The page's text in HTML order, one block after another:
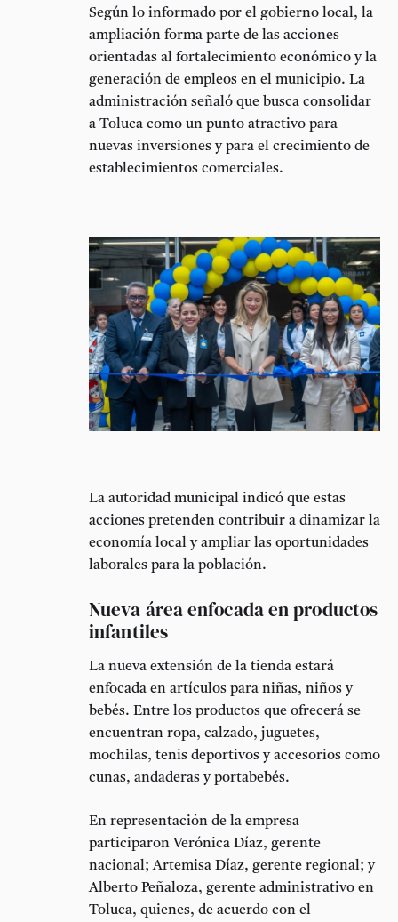
Según lo informado por el gobierno local, la
ampliación forma parte de las acciones
orientadas al fortalecimiento económico y la
generación de empleos en el municipio. La
administración señaló que busca consolidar
a Toluca como un punto atractivo para
nuevas inversiones y para el crecimiento de
establecimientos comerciales.
La autoridad municipal indicó que estas
acciones pretenden contribuir a dinamizar la
economía local y ampliar las oportunidades
laborales para la población.
Nueva área enfocada en productos
infantiles
La nueva extensión de la tienda estará
enfocada en artículos para niñas, niños y
bebés. Entre los productos que ofrecerá se
encuentran ropa, calzado, juguetes,
mochilas, tenis deportivos y accesorios como
cunas, andaderas y portabebés.
En representación de la empresa
participaron Verónica Díaz, gerente
nacional;Artemisa Díaz, gerente regional; y
Alberto Peñaloza, gerente administrativo en
Toluca, quienes, de acuerdo con el